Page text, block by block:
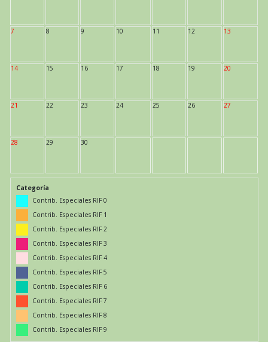
7 8 9 10 11 12 13
14 15 16 17 18 19 20
21 22 23 24 25 26 27
28 29 30
Categoría
Contrib. Especiales RIF 0
Contrib. Especiales RIF 1
Contrib. Especiales RIF 2
Contrib. Especiales RIF 3
Contrib. Especiales RIF 4
Contrib. Especiales RIF 5
Contrib. Especiales RIF 6
Contrib. Especiales RIF 7
Contrib. Especiales RIF 8
Contrib. Especiales RIF 9